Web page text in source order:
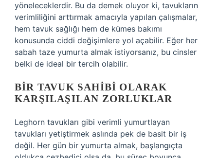
yöneleceklerdir. Bu da demek oluyor ki, tavukların
verimliliğini arttırmak amacıyla yapılan çalışmalar,
hem tavuk sağlığı hem de kümes bakımı
konusunda ciddi değişimlere yol açabilir. Eğer her
sabah taze yumurta almak istiyorsanız, bu cinsler
belki de ideal bir tercih olabilir.
BIR TAVUK SAHIBI OLARAK
KARŞILAŞILAN ZORLUKLAR
Leghorn tavukları gibi verimli yumurtlayan
tavukları yetiştirmek aslında pek de basit bir iş
değil. Her gün bir yumurta almak, başlangıçta